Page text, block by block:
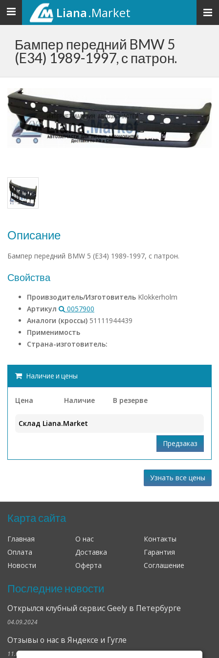
Toggle
navigation
Liana.Market
Бампер передний BMW 5
(E34) 1989-1997, с патрон.
Описание
Бампер передний BMW 5 (E34) 1989-1997, с патрон.
Свойства
Проивзодитель/Изготовитель Klokkerholm
Артикул
0057900
Аналоги (кроссы) 51111944439
Применимость
Страна-изготовитель:
Наличие и цены
Цена Наличие В резерве
Склад Liana.Market
Узнать все цены
Карта сайта
Главная О нас
Контакты
Оплата
Доставка
Гарантия
Новости
Оферта Соглашение
Последние новости
Открылся клубный сервис Geely в Петербурге
04.09.2024
Отзывы о нас в Яндексе и Гугле
11.02.2019